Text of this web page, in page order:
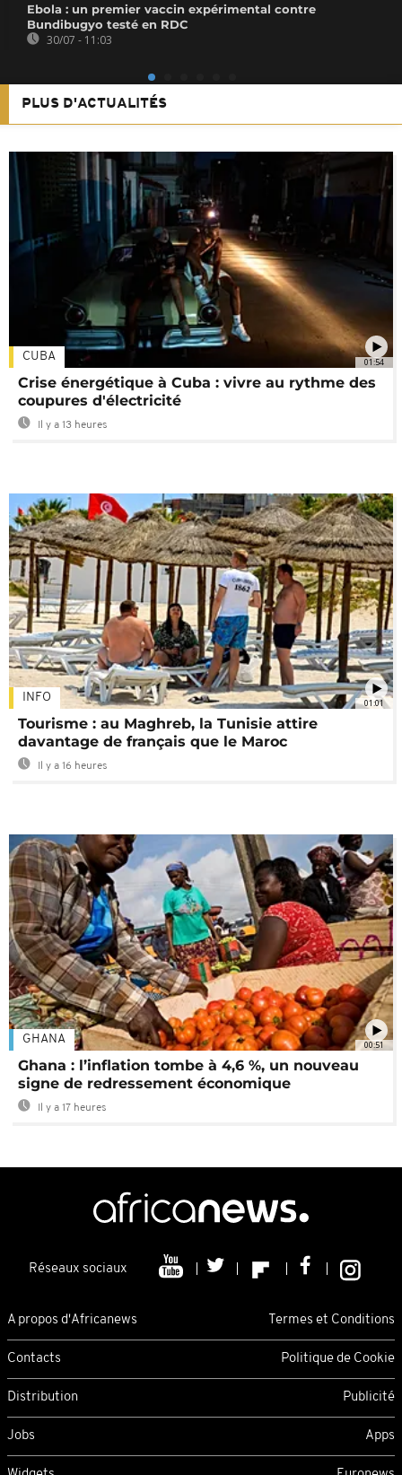
Ebola : un premier vaccin expérimental contre
Bundibugyo testé en RDC
30/07 - 11:03
PLUS D'ACTUALITÉS
01:54
CUBA
Crise énergétique à Cuba : vivre au rythme des
coupures d'électricité
Il y a 13 heures
01:01
INFO
Tourisme : au Maghreb, la Tunisie attire
davantage de français que le Maroc
Il y a 16 heures
00:51
GHANA
Ghana : l’inflation tombe à 4,6 %, un nouveau
signe de redressement économique
Il y a 17 heures
Réseaux sociaux
A propos d'Africanews Termes et Conditions
Contacts Politique de Cookie
Distribution Publicité
Jobs Apps